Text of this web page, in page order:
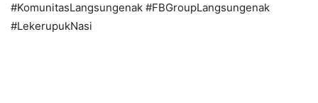
#KomunitasLangsungenak #FBGroupLangsungenak
#LekerupukNasi